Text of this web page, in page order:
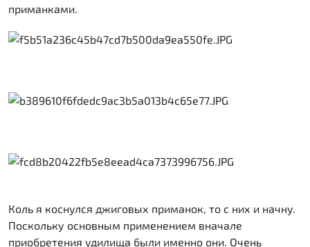
приманками.
Коль я коснулся джиговых приманок, то с них и начну.
Поскольку основным применением вначале
приобретения удилища были именно они. Очень